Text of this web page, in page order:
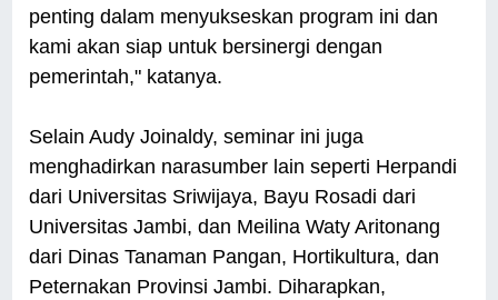
penting dalam menyukseskan program ini dan
kami akan siap untuk bersinergi dengan
pemerintah," katanya.
Selain Audy Joinaldy, seminar ini juga
menghadirkan narasumber lain seperti Herpandi
dari Universitas Sriwijaya, Bayu Rosadi dari
Universitas Jambi, dan Meilina Waty Aritonang
dari Dinas Tanaman Pangan, Hortikultura, dan
Peternakan Provinsi Jambi. Diharapkan,